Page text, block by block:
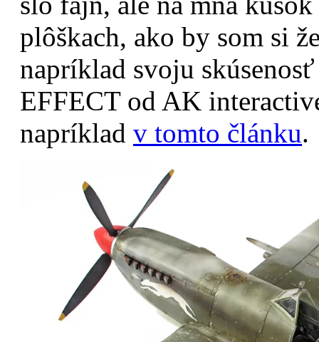
plôškach, ako by som si
napríklad svoju
EFFECT od AK
napríklad v tomto článku.